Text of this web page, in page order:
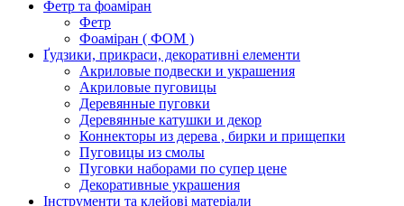
Фетр та фоаміран
Фетр
Фоаміран ( ФОМ )
Ґудзики, прикраси, декоративні елементи
Акриловые подвески и украшения
Акриловые пуговицы
Деревянные пуговки
Деревянные катушки и декор
Коннекторы из дерева , бирки и прищепки
Пуговицы из смолы
Пуговки наборами по супер цене
Декоративные украшения
Інструменти та клейові матеріали